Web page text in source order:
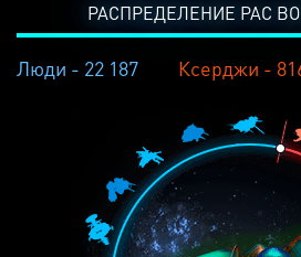
РАСПРЕДЕЛЕНИЕ РАС
Люди - 22 187 Ксерджи -